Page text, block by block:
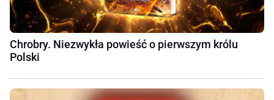
Chrobry. Niezwykła powieść o pierwszym królu
Polski